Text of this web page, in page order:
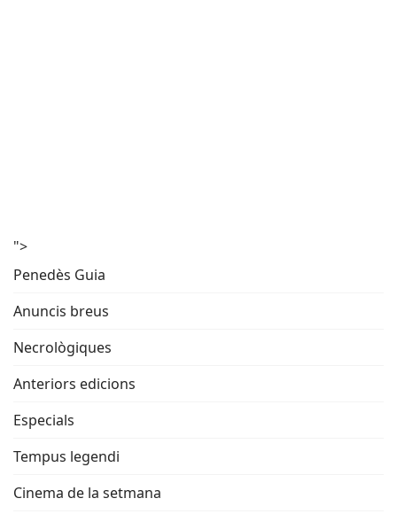
">
Penedès Guia
Anuncis breus
Necrològiques
Anteriors edicions
Especials
Tempus legendi
Cinema de la setmana